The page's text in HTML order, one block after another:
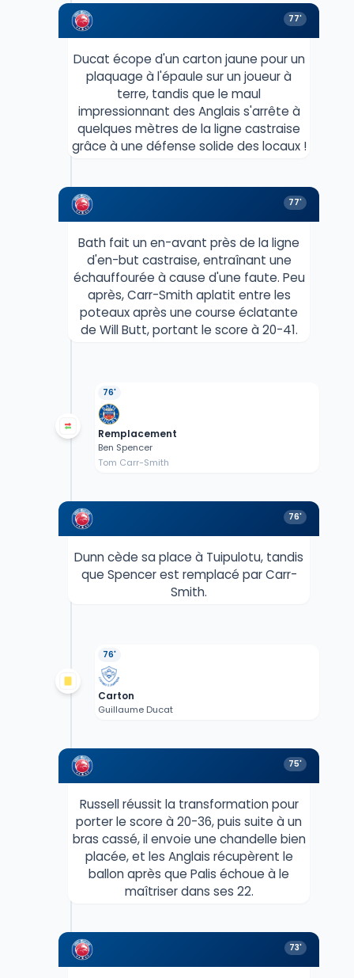
77'
Ducat écope d'un carton jaune pour un
plaquage à l'épaule sur un joueur à
terre, tandis que le maul
impressionnant des Anglais s'arrête à
quelques mètres de la ligne castraise
grâce à une défense solide des locaux !
77'
Bath fait un en-avant près de la ligne
d'en-but castraise, entraînant une
échauffourée à cause d'une faute. Peu
après, Carr-Smith aplatit entre les
poteaux après une course éclatante
de Will Butt, portant le score à 20-41.
76'
Remplacement
Ben Spencer
Tom Carr-Smith
76'
Dunn cède sa place à Tuipulotu, tandis
que Spencer est remplacé par Carr-
Smith.
76'
Carton
Guillaume Ducat
75'
Russell réussit la transformation pour
porter le score à 20-36, puis suite à un
bras cassé, il envoie une chandelle bien
placée, et les Anglais récupèrent le
ballon après que Palis échoue à le
maîtriser dans ses 22.
73'